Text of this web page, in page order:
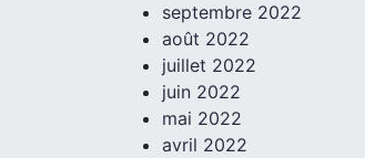
septembre 2022
août 2022
juillet 2022
juin 2022
mai 2022
avril 2022